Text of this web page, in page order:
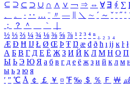
⊆ ⊇ ⊂ ⊃ ∪ ∩ ∧ ∨ ￢ ⇒ ⇔ ∀ ∃ ∮ ∑
、
。 · ‥ … ¨ 〃 ― ＼ ∼ ´ ～ ˇ ˘ ˝ ˚ ˙
；
？ ＾ ｀
½ ⅓ ⅔ ¼ ¾ ⅛ ⅜ ⅝ ⅞ ¹ ² ³ ⁴ ⁿ ₁ ₂ ₃ ₄
Æ Ð Ħ Ĳ Ł Ø Œ Þ Ŧ Ŋ æ đ ð ħ ı ĳ ĸ ŀ ł
А Б В Г Д Е Ё Ж З И Й К Л М Н О П
Ы Ь Э Ю Я а б в г д е ё ж з и й к л м
ы ь э ю я
′ ″ ℃ Å ￠ ￡ ￥ ¤ ℉ ‰ ＄ ％ Ｆ ￦ ㎕